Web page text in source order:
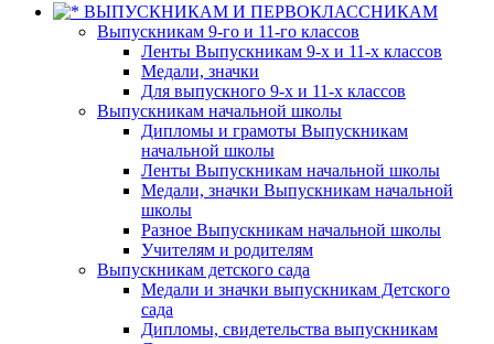
ВЫПУСКНИКАМ И ПЕРВОКЛАССНИКАМ
Выпускникам 9-го и 11-го классов
Ленты Выпускникам 9-х и 11-х классов
Медали, значки
Для выпускного 9-х и 11-х классов
Выпускникам начальной школы
Дипломы и грамоты Выпускникам
начальной школы
Ленты Выпускникам начальной школы
Медали, значки Выпускникам начальной
школы
Разное Выпускникам начальной школы
Учителям и родителям
Выпускникам детского сада
Медали и значки выпускникам Детского
сада
Дипломы, свидетельства выпускникам